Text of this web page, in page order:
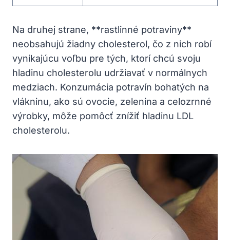
Na druhej strane, **rastlinné potraviny**
neobsahujú žiadny cholesterol, čo z nich robí
vynikajúcu voľbu pre tých, ktorí chcú ⁣svoju
hladinu cholesterolu udržiavať⁢ v normálnych
medziach. Konzumácia potravín bohatých na
vlákninu,⁢ ako sú⁢ ovocie,​ zelenina a celozrnné
výrobky, ‍môže ⁣pomôcť znížiť​ hladinu⁣ LDL⁤
cholesterolu.